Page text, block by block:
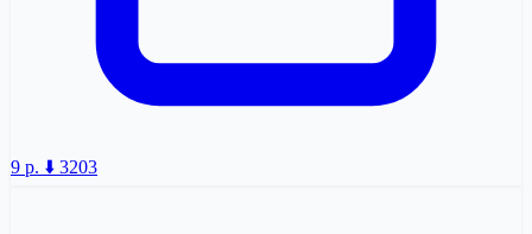
9 p. ⬇️ 3203